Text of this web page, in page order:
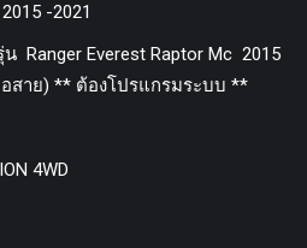
-2021
Ranger Everest Raptor Mc 2015
สาย) ** ต้องโปรแกรมระบบ **
4WD